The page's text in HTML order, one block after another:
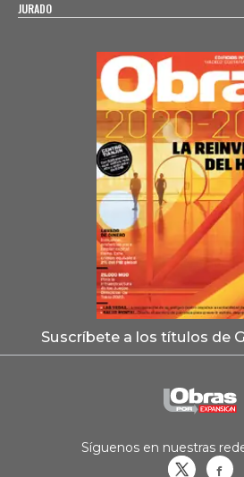
JURADO
Suscríbete a los títulos de
Síguenos en nuestras